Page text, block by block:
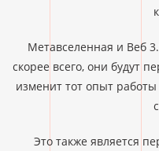
Метавселенная и Веб
скорее всего, они будут
изменит тот опыт
Это также является